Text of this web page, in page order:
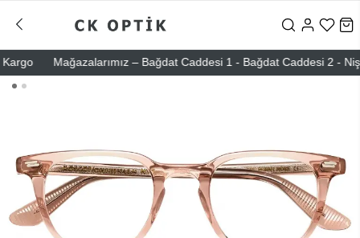
Mağazalarımız – Bağdat Caddesi 1 - Bağdat Caddesi 2 -